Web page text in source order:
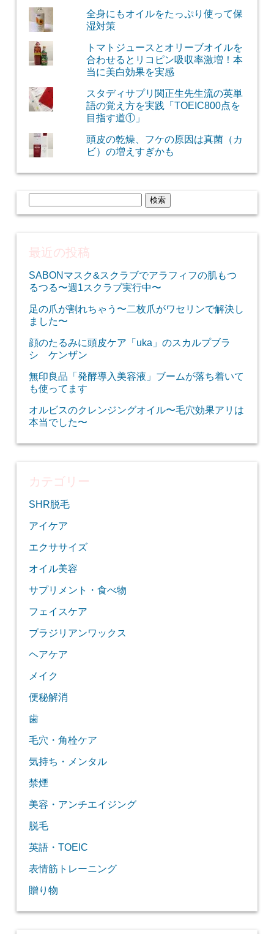
全身にもオイルをたっぷり使って保
湿対策
トマトジュースとオリーブオイルを
合わせるとリコピン吸収率激増！本
当に美白効果を実感
スタディサプリ関正生先生流の英単
語の覚え方を実践「TOEIC800点を
目指す道①」
頭皮の乾燥、フケの原因は真菌（カ
ビ）の増えすぎかも
索:
最近の投稿
SABONマスク&スクラブでアラフィフの肌もつ
るつる〜週1スクラブ実行中〜
足の爪が割れちゃう〜二枚爪がワセリンで解決し
ました〜
顔のたるみに頭皮ケア「uka」のスカルプブラ
シ ケンザン
無印良品「発酵導入美容液」ブームが落ち着いて
も使ってます
オルビスのクレンジングオイル〜毛穴効果アリは
本当でした〜
カテゴリー
SHR脱毛
アイケア
エクササイズ
オイル美容
サプリメント・食べ物
フェイスケア
ブラジリアンワックス
ヘアケア
メイク
便秘解消
歯
毛穴・角栓ケア
気持ち・メンタル
禁煙
美容・アンチエイジング
脱毛
英語・TOEIC
表情筋トレーニング
贈り物